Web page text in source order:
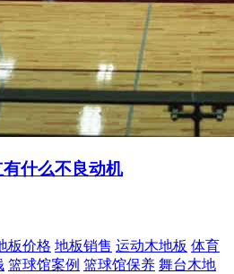
什么不良动机
板价格 地板销售 运动木地板 体育
篮球馆案例 篮球馆保养 舞台木地